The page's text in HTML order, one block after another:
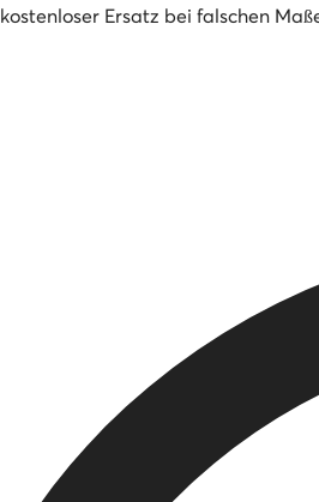
kostenloser Ersatz bei falschen